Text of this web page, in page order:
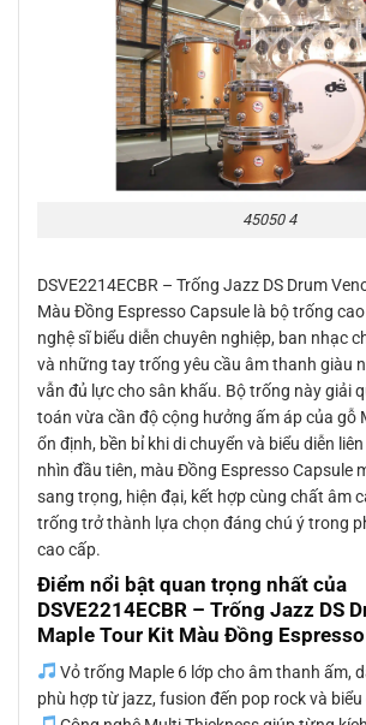
45050 4
DSVE2214ECBR – Trống Jazz DS Drum
Màu Đồng Espresso Capsule là bộ trống
nghệ sĩ biểu diễn chuyên nghiệp, ban nhạc
và những tay trống yêu cầu âm thanh giàu
vẫn đủ lực cho sân khấu. Bộ trống này giải
toán vừa cần độ cộng hưởng ấm áp của gỗ
ổn định, bền bỉ khi di chuyển và biểu diễn
nhìn đầu tiên, màu Đồng Espresso Capsule
sang trọng, hiện đại, kết hợp cùng chất âm
trống trở thành lựa chọn đáng chú ý trong
cao cấp.
Điểm nổi bật quan trọng nhất của
DSVE2214ECBR – Trống Jazz DS
Maple Tour Kit Màu Đồng
Vỏ trống Maple 6 lớp cho âm thanh ấm,
phù hợp từ jazz, fusion đến pop rock và biểu